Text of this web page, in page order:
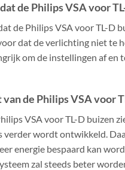
de Philips VSA voor
de Philips VSA voor TL-D
dat de verlichting niet te
om de instellingen af en
de Philips VSA voor
VSA voor TL-D buizen
verder wordt ontwikkeld.
energie bespaard kan
zal steeds beter